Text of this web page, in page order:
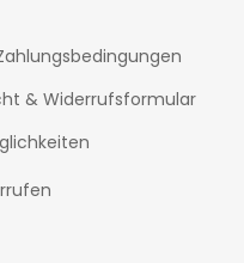
& Widerrufsformular